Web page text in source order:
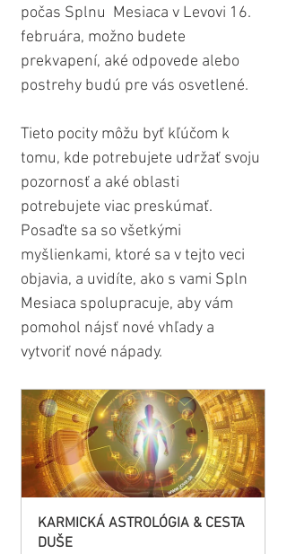
počas Splnu  Mesiaca v Levovi 16.
februára, možno budete
prekvapení, aké odpovede alebo
postrehy budú pre vás osvetlené.
Tieto pocity môžu byť kľúčom k
tomu, kde potrebujete udržať svoju
pozornosť a aké oblasti
potrebujete viac preskúmať.
Posaďte sa so všetkými
myšlienkami, ktoré sa v tejto veci
objavia, a uvidíte, ako s vami Spln
Mesiaca spolupracuje, aby vám
pomohol nájsť nové vhľady a
vytvoriť nové nápady.
KARMICKÁ ASTROLÓGIA & CESTA
DUŠE